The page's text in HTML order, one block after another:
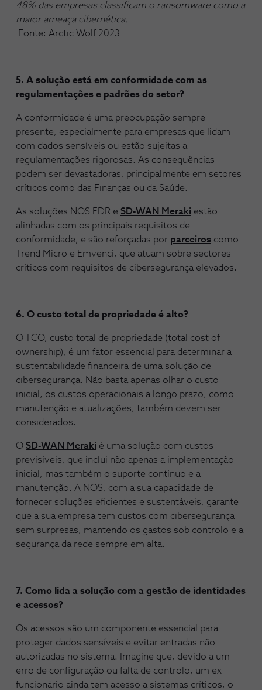
48% das empresas classificam o ransomware como a
maior ameaça cibernética.
Fonte: Arctic Wolf 2023
5. A solução está em conformidade com as
regulamentações e padrões do setor?
A conformidade é uma preocupação sempre
presente, especialmente para empresas que lidam
com dados sensíveis ou estão sujeitas a
regulamentações rigorosas. As consequências
podem ser devastadoras, principalmente em setores
críticos como das Finanças ou da Saúde.
As soluções NOS EDR e SD-WAN Meraki estão
alinhadas com os principais requisitos de
conformidade, e são reforçadas por parceiros como
Trend Micro e Emvenci, que atuam sobre sectores
críticos com requisitos de cibersegurança elevados.
6. O custo total de propriedade é alto?
O TCO, custo total de propriedade (total cost of
ownership), é um fator essencial para determinar a
sustentabilidade financeira de uma solução de
cibersegurança. Não basta apenas olhar o custo
inicial, os custos operacionais a longo prazo, como
manutenção e atualizações, também devem ser
considerados.
O SD-WAN Meraki é uma solução com custos
previsíveis, que inclui não apenas a implementação
inicial, mas também o suporte contínuo e a
manutenção. A NOS, com a sua capacidade de
fornecer soluções eficientes e sustentáveis, garante
que a sua empresa tem custos com cibersegurança
sem surpresas, mantendo os gastos sob controlo e a
segurança da rede sempre em alta.
7. Como lida a solução com a gestão de identidades
e acessos?
Os acessos são um componente essencial para
proteger dados sensíveis e evitar entradas não
autorizadas no sistema. Imagine que, devido a um
erro de configuração ou falta de controlo, um ex-
funcionário ainda tem acesso a sistemas críticos, o